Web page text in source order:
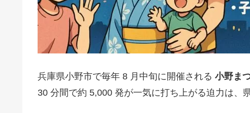
兵庫県小野市で毎年 8 月中旬に開催される 小野ま
30 分間で約 5,000 発が一気に打ち上がる迫力は、